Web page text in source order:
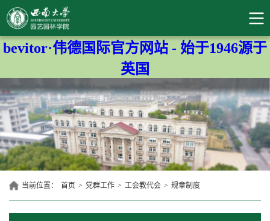
bevitor·伟德国际官方网站 - 始于1946源于
英国
当前位置： 首页 > 党群工作 > 工会教代会 > 规章制度